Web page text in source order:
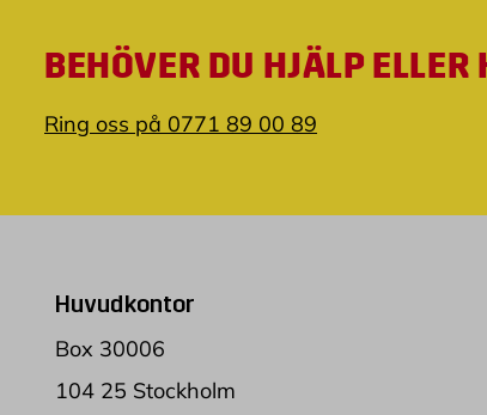
BEHÖVER DU HJÄLP ELLER
Ring oss på 0771 89 00 89
Huvudkontor
Box 30006
104 25 Stockholm